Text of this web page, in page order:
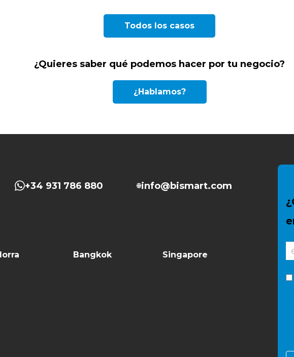
Todos los casos
EMPRESA PÚBLICA DE
CONSULTORÍA E INGENIERÍA
LABORATORIO FARMACÉUTICO
INTERNACIONAL
GRUPO HOTELERO
MULTINACIONAL
SERVICIOS MUNICIPALES
AYUNTAMIENTO CIUDAD
ESPAÑOLA
¿Quieres saber qué podemos hacer por tu negocio?
¿Hablamos?
+34 931 786 880 info@bismart.com
Bangkok Singapore